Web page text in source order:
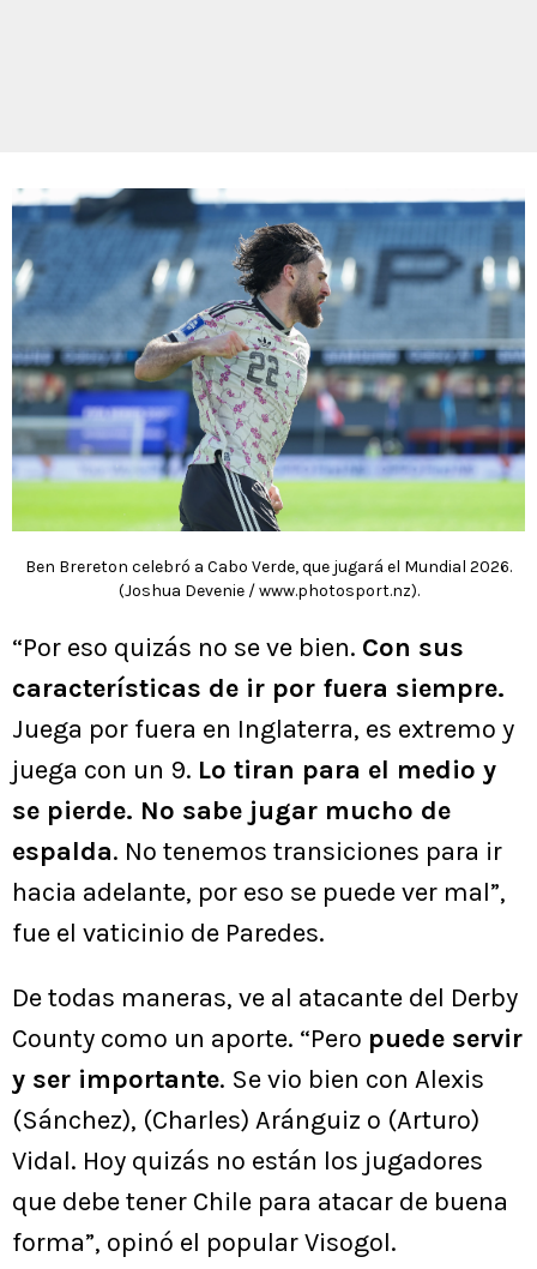
Ben Brereton celebró a Cabo Verde, que jugará el Mundial 2026.
(Joshua Devenie / www.photosport.nz).
“Por eso quizás no se ve bien. Con sus
características de ir por fuera siempre.
Juega por fuera en Inglaterra, es extremo y
juega con un 9. Lo tiran para el medio y
se pierde. No sabe jugar mucho de
espalda. No tenemos transiciones para ir
hacia adelante, por eso se puede ver mal”,
fue el vaticinio de Paredes.
De todas maneras, ve al atacante del Derby
County como un aporte. “Pero puede servir
y ser importante. Se vio bien con Alexis
(Sánchez), (Charles) Aránguiz o (Arturo)
Vidal. Hoy quizás no están los jugadores
que debe tener Chile para atacar de buena
forma”, opinó el popular Visogol.